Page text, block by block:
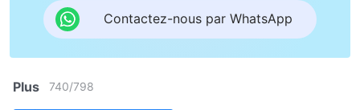
Contactez-nous par WhatsApp
Plus 740/798